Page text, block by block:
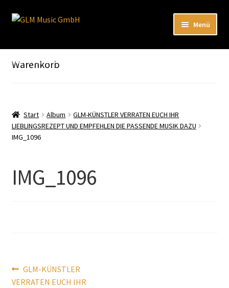
Hier sind unsere Neuigkeiten zu hören: Spotify
Zur
Zum
Menü
Unser Katalog
EN
Warenkorb
Start Album
GLM-KÜNSTLER VERRATEN EUCH IHR
LIEBLINGSREZEPT UND EMPFEHLEN DIE PASSENDE MUSIK DAZU
IMG_1096
IMG_1096
Beitragsnavigation
Vorheriger
Beitrag:
GLM-KÜNSTLER
VERRATEN EUCH IHR